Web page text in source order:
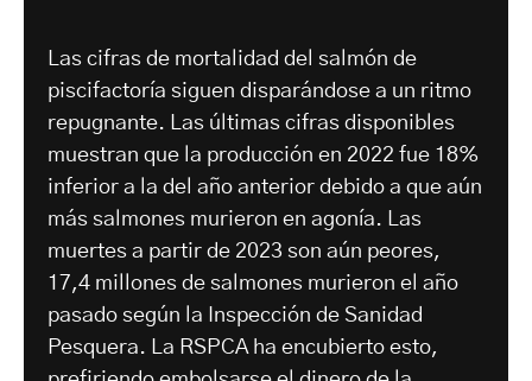
Las cifras de mortalidad del salmón de
piscifactoría siguen disparándose a un ritmo
repugnante. Las últimas cifras disponibles
muestran que la producción en 2022 fue 18%
inferior a la del año anterior debido a que aún
más salmones murieron en agonía. Las
muertes a partir de 2023 son aún peores,
17,4 millones de salmones murieron el año
pasado según la Inspección de Sanidad
Pesquera. La RSPCA ha encubierto esto,